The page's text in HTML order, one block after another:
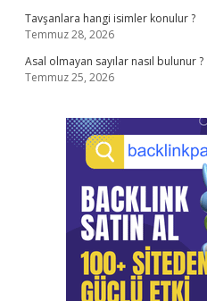
Tavşanlara hangi isimler konulur ?
Temmuz 28, 2026
Asal olmayan sayılar nasıl bulunur ?
Temmuz 25, 2026